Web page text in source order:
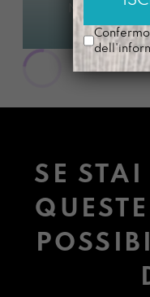
€28,00
SE